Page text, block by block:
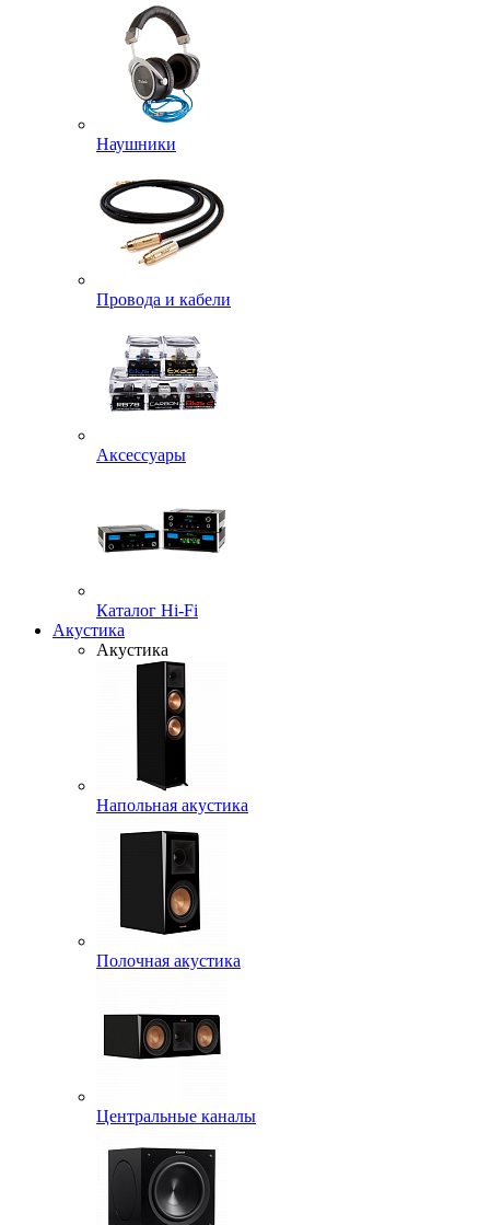
Наушники
Провода и кабели
Аксессуары
Каталог Hi-Fi
Акустика
Акустика
Напольная акустика
Полочная акустика
Центральные каналы